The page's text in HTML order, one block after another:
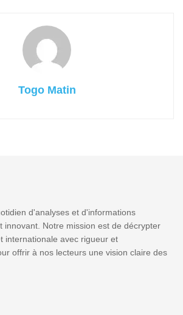
Togo Matin
d'analyses et d'informations
innovant. Notre mission est de décrypter
internationale avec rigueur et
offrir à nos lecteurs une vision claire des